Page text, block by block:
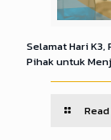
Selamat Hari
Pihak untuk